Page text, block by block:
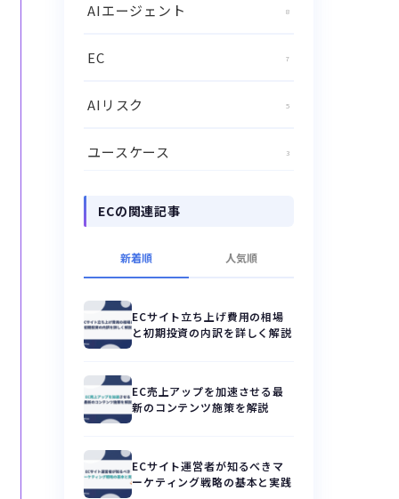
AIエージェント 8
EC 7
AIリスク 5
ユースケース 3
ECの関連記事
新着順 人気順
ECサイト立ち上げ費用の相場
と初期投資の内訳を詳しく解説
EC売上アップを加速させる最
新のコンテンツ施策を解説
ECサイト運営者が知るべきマ
ーケティング戦略の基本と実践